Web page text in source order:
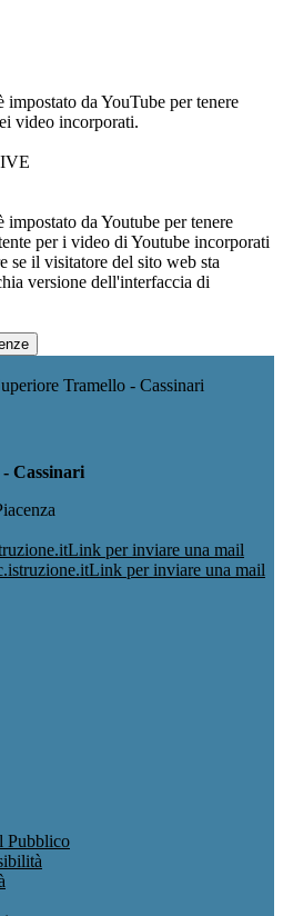
impostato da YouTube per tenere
video incorporati.
impostato da Youtube per tenere
per i video di Youtube incorporati
se il visitatore del sito web sta
versione dell'interfaccia di
Tramello - Cassinari
Cassinari
Link per inviare una mail
Link per inviare una mail
Pubblico